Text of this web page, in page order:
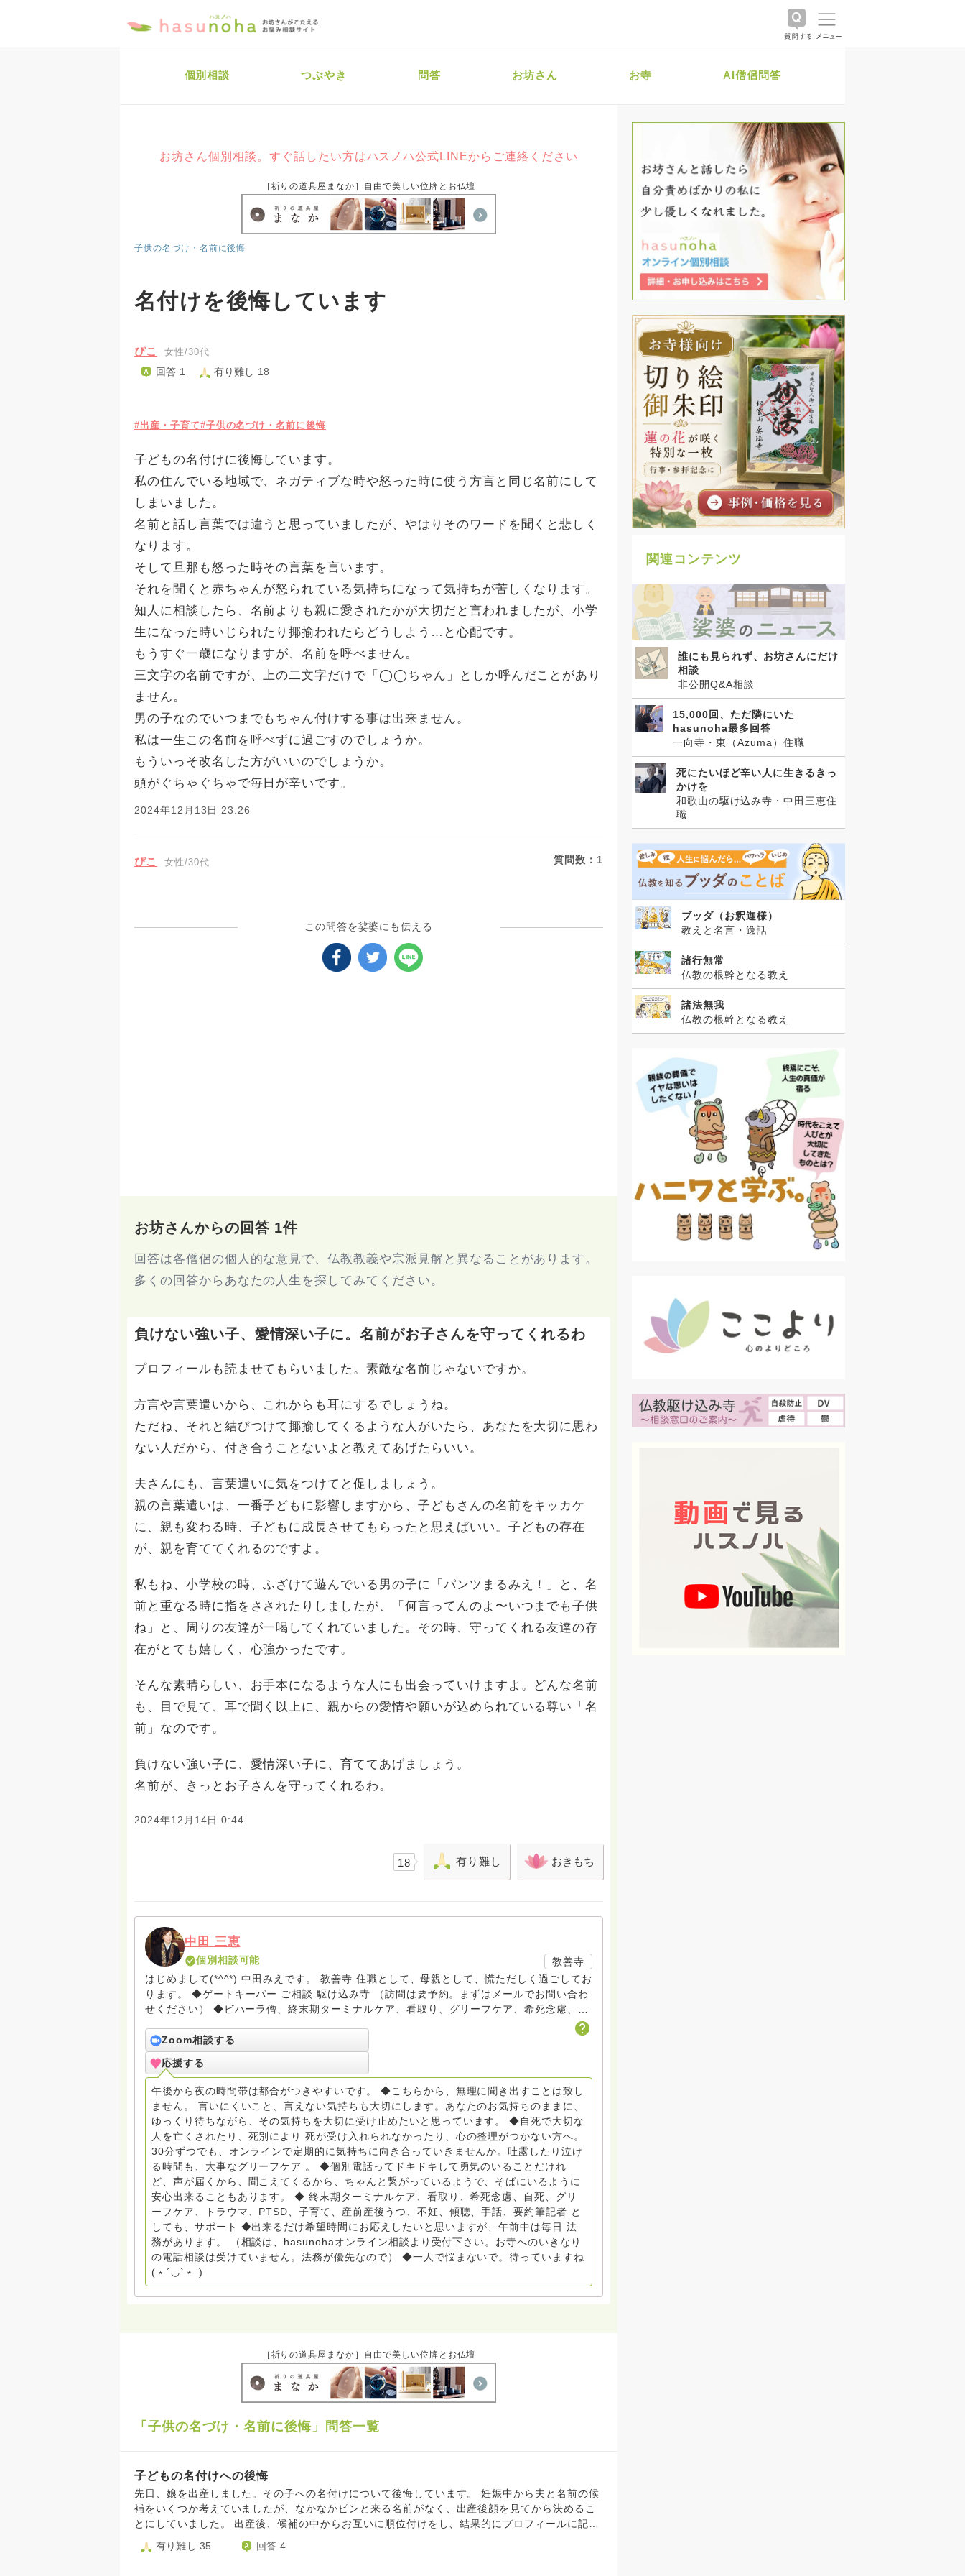
個別相談 つぶやき 問答 お坊さん お寺 AI僧侶問答
お坊さん個別相談。すぐ話したい方はハスノハ公式LINEからご連絡ください
［祈りの道具屋まなか］自由で美しい位牌とお仏壇
子供の名づけ・名前に後悔
名付けを後悔しています
ぴこ 女性/30代
回答 1 有り難し 18
#出産・子育て#子供の名づけ・名前に後悔
子どもの名付けに後悔しています。
私の住んでいる地域で、ネガティブな時や怒った時に使う方言と同じ名前にして
しまいました。
名前と話し言葉では違うと思っていましたが、やはりそのワードを聞くと悲しく
なります。
そして旦那も怒った時その言葉を言います。
それを聞くと赤ちゃんが怒られている気持ちになって気持ちが苦しくなります。
知人に相談したら、名前よりも親に愛されたかが大切だと言われましたが、小学
生になった時いじられたり揶揄われたらどうしよう…と心配です。
もうすぐ一歳になりますが、名前を呼べません。
三文字の名前ですが、上の二文字だけで「◯◯ちゃん」としか呼んだことがあり
ません。
男の子なのでいつまでもちゃん付けする事は出来ません。
私は一生この名前を呼べずに過ごすのでしょうか。
もういっそ改名した方がいいのでしょうか。
頭がぐちゃぐちゃで毎日が辛いです。
2024年12月13日 23:26
ぴこ 女性/30代 質問数： 1
この問答を娑婆にも伝える
お坊さんからの回答 1件
回答は各僧侶の個人的な意見で、仏教教義や宗派見解と異なることがあります。
多くの回答からあなたの人生を探してみてください。
負けない強い子、愛情深い子に。名前がお子さんを守ってくれるわ
プロフィールも読ませてもらいました。素敵な名前じゃないですか。
方言や言葉遣いから、これからも耳にするでしょうね。
ただね、それと結びつけて揶揄してくるような人がいたら、あなたを大切に思わ
ない人だから、付き合うことないよと教えてあげたらいい。
夫さんにも、言葉遣いに気をつけてと促しましょう。
親の言葉遣いは、一番子どもに影響しますから、子どもさんの名前をキッカケ
に、親も変わる時、子どもに成長させてもらったと思えばいい。子どもの存在
が、親を育ててくれるのですよ。
私もね、小学校の時、ふざけて遊んでいる男の子に「パンツまるみえ！」と、名
前と重なる時に指をさされたりしましたが、「何言ってんのよ〜いつまでも子供
ね」と、周りの友達が一喝してくれていました。その時、守ってくれる友達の存
在がとても嬉しく、心強かったです。
そんな素晴らしい、お手本になるような人にも出会っていけますよ。どんな名前
も、目で見て、耳で聞く以上に、親からの愛情や願いが込められている尊い「名
前」なのです。
負けない強い子に、愛情深い子に、育ててあげましょう。
名前が、きっとお子さんを守ってくれるわ。
2024年12月14日 0:44
18 有り難し おきもち
中田 三恵
個別相談可能
教善寺
はじめまして(*^^*) 中田みえです。 教善寺 住職として、母親として、慌ただしく過ごしてお
ります。 ◆ゲートキーパー ご相談 駆け込み寺 （訪問は要予約。まずはメールでお問い合わ
せください） ◆ビハーラ僧、終末期ターミナルケア、看取り、グリーフケア、希死念慮、自
死、産前産後うつ、育児、DV、デートDV、トラウマ、PTSD、傾聴トレーナー、手話、要約
筆記、行政相談員、女性支援員、小学校 中学校支援員としても、ケアサポートをしていま
す。 ◆一般社団法人『グリーフケアともしび』理事長 【ともしび遺族会】運営 毎月 第１
金・昼夜2回開催（大阪駅前第3ビル） 14：00〜，18：00〜 お問い合わせ申込⬇️こちらから
griefcare.tomoshibi@icloud.com ＊この活動は皆さまのご支援により支えられておりま
す。ご協力をよろしくお願いします。 ゆうちょ銀行 口座番号 普通408-6452769 一般社団
法人グリーフケアともしび ◆『ビハーラサロン おしゃべりカフェひだまり』 ビハーラ和歌
山代表 居場所運営 問い合わせ申込⬇️こちらから griefcare.tomoshibi@icloud.com ◆GEは
しもとサピュイエ 所属 （Gender Equity 誰もが自分らしく生きることができる社会をめざ
して）DV・女性支援 ◆認定NPO京都自死自殺相談センターSotto 元グリーフサポート委員長
（2018〜2024） ◆保育士.幼稚園教諭.小学校教諭. レクリエーションインストラクター.中学
校DV授業 10年間 保育 教育の現場で 総主任として勤めた経験も生かしつつ、お話できるこ
とがあれば 幸いです。 いつも あなたとともに。南無阿弥陀仏 ここでは、宗旨を問いませ
ん。 まずは、ひとりで抱え込まないで。 来寺お問い合わせは⬇️こちらから
miehimeyo@gmail.com ※時間を割いて、あなたに向き合っています。 ですので、過去の質
問へのお返事がない方には、応えていません。お礼回答がある方を優先しています。 懇志応
援も宜しくお願いします。 ※個別相談は、hasunohaオンライン相談より受け付けていま
す。お寺への いきなりの電話相談は受け付けておりません。また夜中や早朝の電話もご遠慮
ください。 法務を優先させてください。
Zoom相談する
応援する
午後から夜の時間帯は都合がつきやすいです。 ◆こちらから、無理に聞き出すことは致し
ません。 言いにくいこと、言えない気持ちも大切にします。あなたのお気持ちのままに、
ゆっくり待ちながら、その気持ちを大切に受け止めたいと思っています。 ◆自死で大切な
人を亡くされたり、死別により 死が受け入れられなかったり、心の整理がつかない方へ。
30分ずつでも、オンラインで定期的に気持ちに向き合っていきませんか。吐露したり泣け
る時間も、大事なグリーフケア 。 ◆個別電話ってドキドキして勇気のいることだけれ
ど、声が届くから、聞こえてくるから、ちゃんと繋がっているようで、そばにいるように
安心出来ることもあります。 ◆ 終末期ターミナルケア、看取り、希死念慮、自死、グリ
ーフケア、トラウマ、PTSD、子育て、産前産後うつ、不妊、傾聴、手話、要約筆記者 と
しても、サポート ◆出来るだけ希望時間にお応えしたいと思いますが、午前中は毎日 法
務があります。 （相談は、hasunohaオンライン相談より受付下さい。お寺へのいきなり
の電話相談は受けていません。法務が優先なので） ◆一人で悩まないで。待っていますね
(﹡´◡`﹡ )
［祈りの道具屋まなか］自由で美しい位牌とお仏壇
「子供の名づけ・名前に後悔」問答一覧
子どもの名付けへの後悔
先日、娘を出産しました。その子への名付けについて後悔しています。 妊娠中から夫と名前の候
補をいくつか考えていましたが、なかなかピンと来る名前がなく、出産後顔を見てから決めるこ
とにしていました。 出産後、候補の中からお互いに順位付けをし、結果的にプロフィールに記載
の名前（私の第一候補）に決まりました。 しかし、出生届を出した後になって、その名前がしっ
くり来なくなってしまい、第二候補だった名前にするべきだったのではと後悔しています。 入院
有り難し 35 回答 4
関連コンテンツ
誰にも見られず、お坊さんにだけ
相談
非公開Q&A相談
15,000回、ただ隣にいた
hasunoha最多回答
一向寺・東（Azuma）住職
死にたいほど辛い人に生きるきっ
かけを
和歌山の駆け込み寺・中田三恵住
職
ブッダ（お釈迦様）
教えと名言・逸話
諸行無常
仏教の根幹となる教え
諸法無我
仏教の根幹となる教え